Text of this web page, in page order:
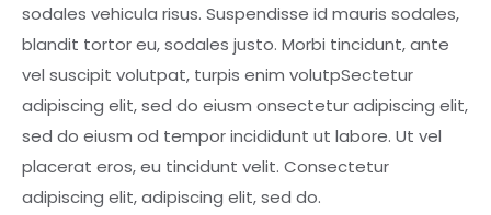
sodales vehicula risus. Suspendisse id mauris sodales,
blandit tortor eu, sodales justo. Morbi tincidunt, ante
vel suscipit volutpat, turpis enim volutpSectetur
adipiscing elit, sed do eiusm onsectetur adipiscing elit,
sed do eiusm od tempor incididunt ut labore. Ut vel
placerat eros, eu tincidunt velit. Consectetur
adipiscing elit, adipiscing elit, sed do.